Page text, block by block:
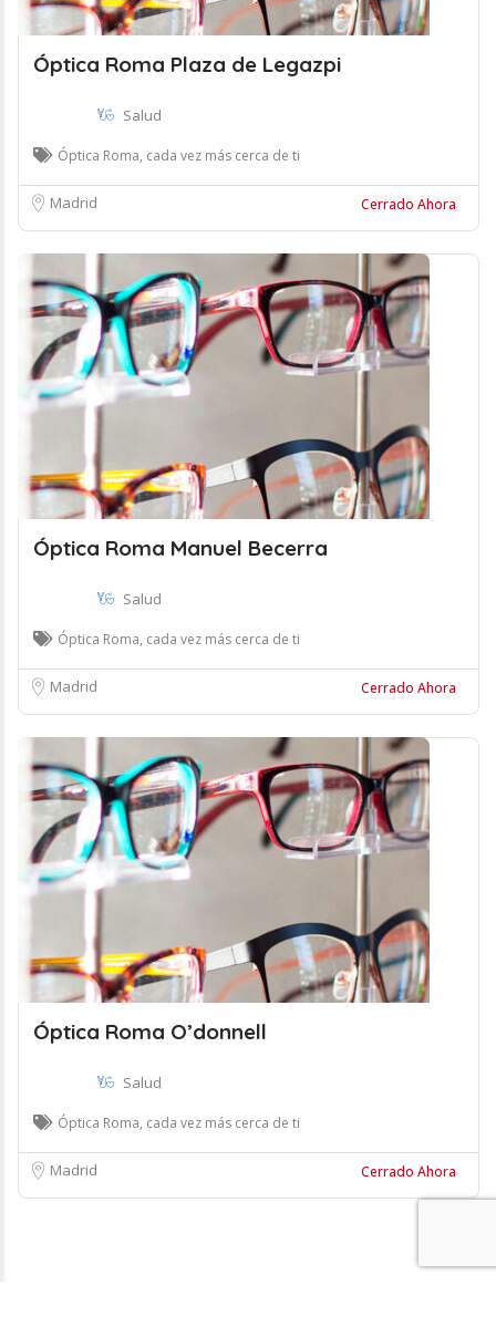
Óptica Roma Plaza de Legazpi
Salud
Óptica Roma, cada vez más cerca de ti
Madrid Cerrado Ahora
Óptica Roma Manuel Becerra
Salud
Óptica Roma, cada vez más cerca de ti
Madrid Cerrado Ahora
Óptica Roma O’donnell
Salud
Óptica Roma, cada vez más cerca de ti
Madrid Cerrado Ahora